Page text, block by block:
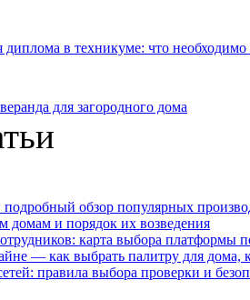
в техникуме: что необходимо
для загородного дома
обзор популярных
домам и порядок их возведения
карта выбора платформы
— как выбрать палитру для дома,
правила выбора проверки и